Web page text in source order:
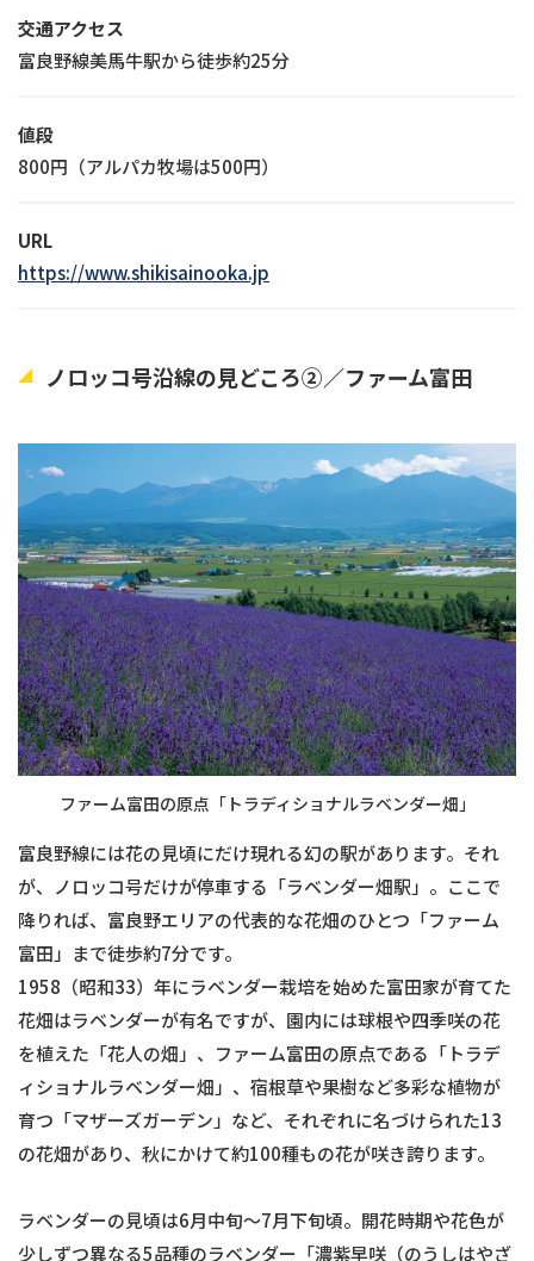
交通アクセス
富良野線美馬牛駅から徒歩約25分
値段
800円（アルパカ牧場は500円）
URL
https://www.shikisainooka.jp
ノロッコ号沿線の見どころ②／ファーム富田
ファーム富田の原点「トラディショナルラベンダー畑」
富良野線には花の見頃にだけ現れる幻の駅があります。それ
が、ノロッコ号だけが停車する「ラベンダー畑駅」。ここで
降りれば、富良野エリアの代表的な花畑のひとつ「ファーム
富田」まで徒歩約7分です。
1958（昭和33）年にラベンダー栽培を始めた富田家が育てた
花畑はラベンダーが有名ですが、園内には球根や四季咲の花
を植えた「花人の畑」、ファーム富田の原点である「トラデ
ィショナルラベンダー畑」、宿根草や果樹など多彩な植物が
育つ「マザーズガーデン」など、それぞれに名づけられた13
の花畑があり、秋にかけて約100種もの花が咲き誇ります。
ラベンダーの見頃は6月中旬〜7月下旬頃。開花時期や花色が
少しずつ異なる5品種のラベンダー「濃紫早咲（のうしはやざ